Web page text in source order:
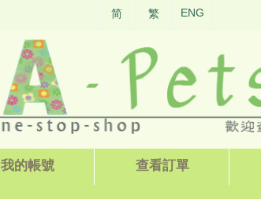
简 繁 ENG
我的帳號 查看訂單